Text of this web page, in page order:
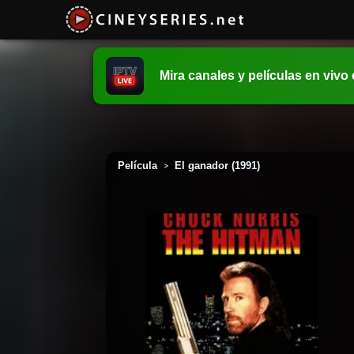
Mira canales y películas en vivo
Película > El ganador (1991)